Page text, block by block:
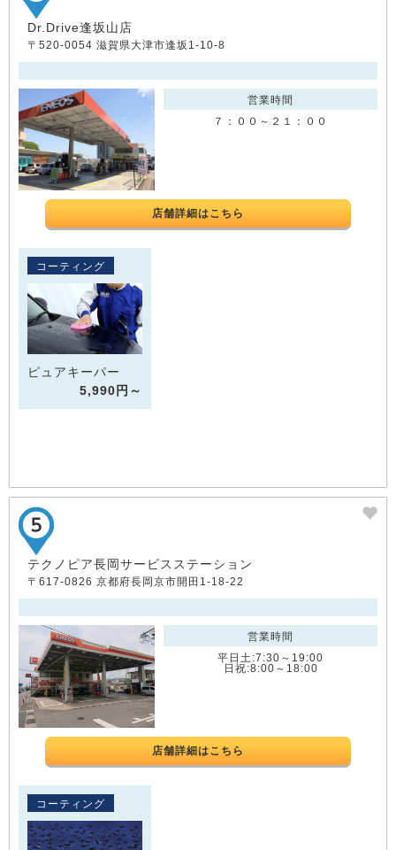
Dr.Drive逢坂山店
〒520-0054 滋賀県大津市逢坂1-10-8
営業時間
７：００～２１：００
店舗詳細はこちら
コーティング
ピュアキーパー
5,990円～
テクノピア長岡サービスステーション
〒617-0826 京都府長岡京市開田1-18-22
営業時間
平日土:7:30～19:00
日祝:8:00～18:00
店舗詳細はこちら
コーティング